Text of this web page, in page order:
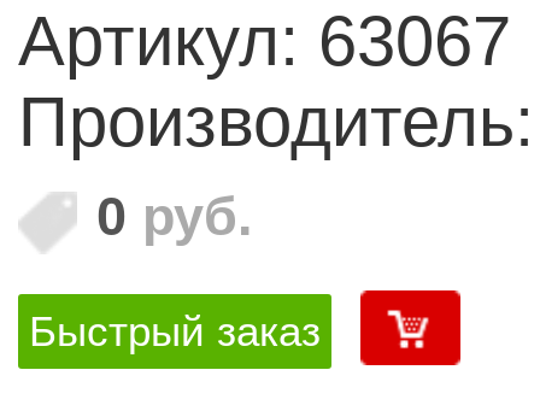
Артикул: 63067
0 руб.
Быстрый заказ